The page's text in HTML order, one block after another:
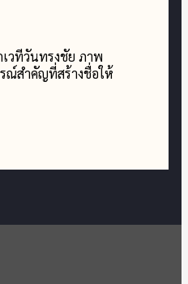
วทีวันทรงชัย ภาพ
ณ์สำคัญที่สร้างชื่อให้